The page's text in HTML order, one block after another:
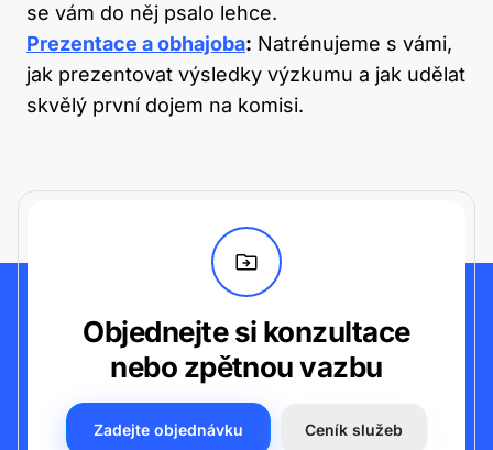
se vám do něj psalo lehce.
Prezentace a obhajoba: Natrénujeme s vámi,
jak prezentovat výsledky výzkumu a jak udělat
skvělý první dojem na komisi.
Objednejte si konzultace
nebo zpětnou vazbu
Zadejte objednávku Ceník služeb